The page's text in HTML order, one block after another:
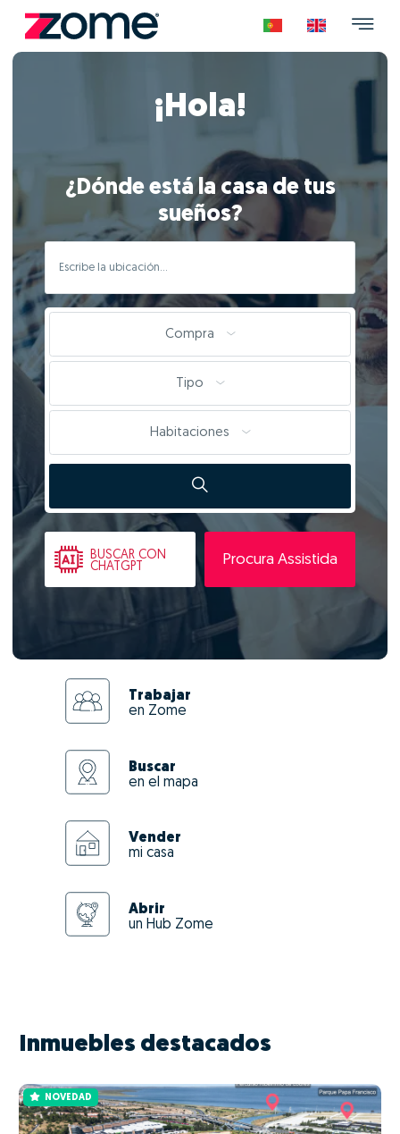
¡Hola!
¿Dónde está la casa de tus
sueños?
Compra
Tipo
Habitaciones
BUSCAR CON
CHATGPT
Procura Assistida
Trabajar
en Zome
Buscar
en el mapa
Vender
mi casa
Abrir
un Hub Zome
Inmuebles destacados
NOVEDAD